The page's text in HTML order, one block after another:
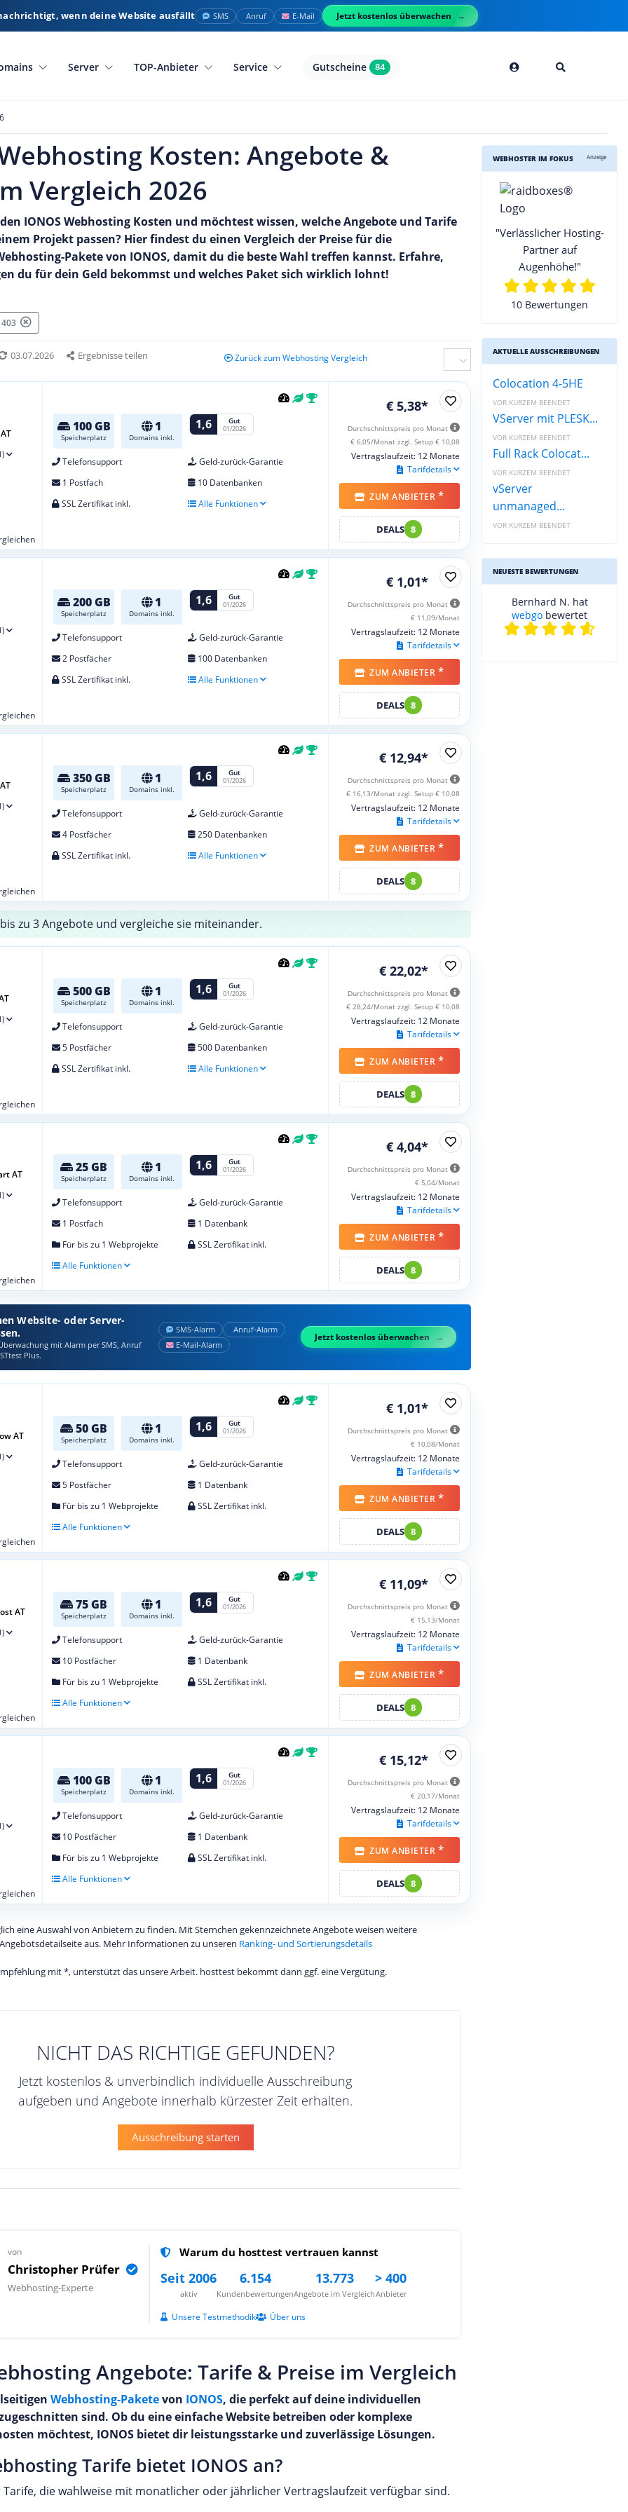
wenn deine Website ausfällt SMS Anruf E-Mail Jetzt kostenlos überwachen
Server TOP-Anbieter Service Gutscheine 84
Kosten: Angebote &
Vergleich 2026
IONOS Webhosting Kosten und möchtest wissen, welche Angebote und Tarife
Projekt passen? Hier findest du einen Vergleich der Preise für die
Pakete von IONOS, damit du die beste Wahl treffen kannst. Erfahre,
du für dein Geld bekommst und welches Paket sich wirklich lohnt!
03.07.2026 Ergebnisse teilen Zurück zum Webhosting Vergleich
100 GB
Speicherplatz
1
Domains inkl.
1,6 Gut
01/2026
Telefonsupport
Geld-zurück-Garantie
1 Postfach
10 Datenbanken
SSL Zertifikat inkl.
Alle Funktionen
€ 5,38*
Durchschnittspreis pro Monat
€ 6,05/Monat zzgl. Setup € 10,08
Vertragslaufzeit: 12 Monate
Tarifdetails
ZUM ANBIETER *
DEALS 8
200 GB
Speicherplatz
1
Domains inkl.
1,6 Gut
01/2026
Telefonsupport
Geld-zurück-Garantie
2 Postfächer
100 Datenbanken
SSL Zertifikat inkl.
Alle Funktionen
€ 1,01*
Durchschnittspreis pro Monat
€ 11,09/Monat
Vertragslaufzeit: 12 Monate
Tarifdetails
ZUM ANBIETER *
DEALS 8
350 GB
Speicherplatz
1
Domains inkl.
1,6 Gut
01/2026
Telefonsupport
Geld-zurück-Garantie
4 Postfächer
250 Datenbanken
SSL Zertifikat inkl.
Alle Funktionen
€ 12,94*
Durchschnittspreis pro Monat
€ 16,13/Monat zzgl. Setup € 10,08
Vertragslaufzeit: 12 Monate
Tarifdetails
ZUM ANBIETER *
DEALS 8
zu 3 Angebote und vergleiche sie miteinander.
500 GB
Speicherplatz
1
Domains inkl.
1,6 Gut
01/2026
Telefonsupport
Geld-zurück-Garantie
5 Postfächer
500 Datenbanken
SSL Zertifikat inkl.
Alle Funktionen
€ 22,02*
Durchschnittspreis pro Monat
€ 28,24/Monat zzgl. Setup € 10,08
Vertragslaufzeit: 12 Monate
Tarifdetails
ZUM ANBIETER *
DEALS 8
25 GB
Speicherplatz
1
Domains inkl.
1,6 Gut
01/2026
Telefonsupport
Geld-zurück-Garantie
1 Postfach
1 Datenbank
Für bis zu 1 Webprojekte
SSL Zertifikat inkl.
Alle Funktionen
AT
€ 4,04*
Durchschnittspreis pro Monat
€ 5,04/Monat
Vertragslaufzeit: 12 Monate
Tarifdetails
ZUM ANBIETER *
DEALS 8
Website- oder Server-
mit Alarm per SMS, Anruf
Plus.
SMS‑Alarm
Anruf‑Alarm
E‑Mail‑Alarm
Jetzt kostenlos überwachen
50 GB
Speicherplatz
1
Domains inkl.
1,6 Gut
01/2026
Telefonsupport
Geld-zurück-Garantie
5 Postfächer
1 Datenbank
Für bis zu 1 Webprojekte
SSL Zertifikat inkl.
Alle Funktionen
AT
€ 1,01*
Durchschnittspreis pro Monat
€ 10,08/Monat
Vertragslaufzeit: 12 Monate
Tarifdetails
ZUM ANBIETER *
DEALS 8
75 GB
Speicherplatz
1
Domains inkl.
1,6 Gut
01/2026
Telefonsupport
Geld-zurück-Garantie
10 Postfächer
1 Datenbank
Für bis zu 1 Webprojekte
SSL Zertifikat inkl.
Alle Funktionen
AT
€ 11,09*
Durchschnittspreis pro Monat
€ 15,13/Monat
Vertragslaufzeit: 12 Monate
Tarifdetails
ZUM ANBIETER *
DEALS 8
100 GB
Speicherplatz
1
Domains inkl.
1,6 Gut
01/2026
Telefonsupport
Geld-zurück-Garantie
10 Postfächer
1 Datenbank
Für bis zu 1 Webprojekte
SSL Zertifikat inkl.
Alle Funktionen
€ 15,12*
Durchschnittspreis pro Monat
€ 20,17/Monat
Vertragslaufzeit: 12 Monate
Tarifdetails
ZUM ANBIETER *
DEALS 8
eine Auswahl von Anbietern zu finden. Mit Sternchen gekennzeichnete Angebote weisen weitere
aus. Mehr Informationen zu unseren Ranking- und Sortierungsdetails
mit *, unterstützt das unsere Arbeit. hosttest bekommt dann ggf. eine Vergütung.
NICHT DAS RICHTIGE GEFUNDEN?
Jetzt kostenlos & unverbindlich individuelle Ausschreibung
aufgeben und Angebote innerhalb kürzester Zeit erhalten.
Ausschreibung starten
von
Christopher Prüfer
Webhosting-Experte
Warum du hosttest vertrauen kannst
Seit 2006
aktiv
6.154
Kundenbewertungen
13.773
Angebote im Vergleich
> 400
Anbieter
Unsere Testmethodik Über uns
Angebote: Tarife & Preise im Vergleich
Webhosting-Paketevon IONOS, die perfekt auf deine individuellen
sind. Ob du eine einfache Website betreiben oder komplexe
möchtest, IONOS bietet dir leistungsstarke und zuverlässige Lösungen.
Tarife bietet IONOS an?
Tarife, die wahlweise mit monatlicher oder jährlicher Vertragslaufzeit verfügbar sind.
WEBHOSTER IM FOKUS Anzeige
"Verlässlicher Hosting-
Partner auf
Augenhöhe!"
10 Bewertungen
AKTUELLE AUSSCHREIBUNGEN
Colocation 4-5HE
VOR KURZEM BEENDET
VServer mit PLESK...
VOR KURZEM BEENDET
Full Rack Colocat...
VOR KURZEM BEENDET
vServer
unmanaged...
VOR KURZEM BEENDET
NEUESTE BEWERTUNGEN
Bernhard N. hat
webgo bewertet